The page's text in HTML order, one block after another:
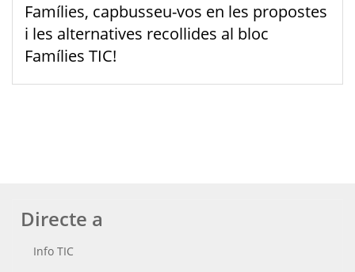
Famílies, capbusseu-vos en les propostes
i les alternatives recollides al bloc
Famílies TIC!
Directe a
Info TIC